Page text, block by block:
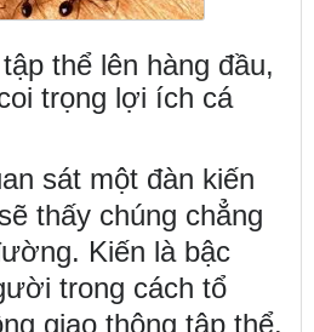
thể lên hàng đầu,
trọng lợi ích cá
sát một đàn kiến
thấy chúng chẳng
Kiến là bậc
trong cách tổ
giao thông tập thể.